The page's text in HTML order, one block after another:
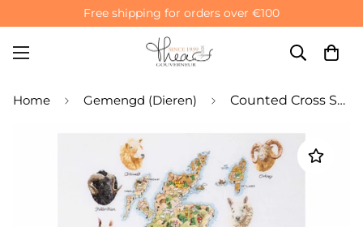
Free shipping for orders over €100
Home Gemengd (Dieren) Counted Cross Stitch Kit Sheep Map Of Great Britain - Aida 16 Count